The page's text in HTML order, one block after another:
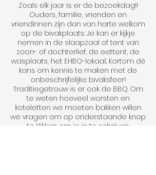
Zoals elk jaar is er de bezoekdag!!
Ouders, familie, vrienden en
vriendinnen zijn dan van harte welkom
op de bivakplaats. Je kan er kijkje
nemen in de slaapzaal of tent van
zoon- of dochterlief, de eettent, de
wasplaats, het EHBO-lokaal.. Kortom dé
kans om kennis te maken met de
onbeschrijfelijke bivaksfeer!
Traditiegetrouw is er ook de BBQ. Om
te weten hoeveel worsten en
koteletten we moeten bakken willen
we vragen om op onderstaande knop
te klikken om je in te schrijven.